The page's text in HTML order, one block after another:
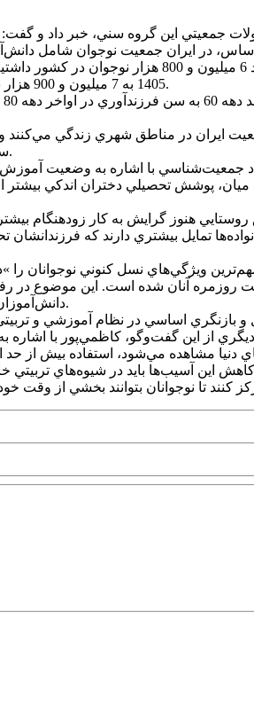
در ايران جمعيت نوجوان شامل
1405 به 7 ميليون و 900 هزار نفر مي‌رسد و اين به معني حدود يک ميليون نفر افزايش جمعيت نوجوان نسبت به يک دهه قبل است.
ايران در مناطق شهري زندگي
سه‌چهارم در شهرها ساکن‌اند. البته اين سهم در شهرهاي کوچک، متوسط و کلان‌شهرها متفاوت است.
هنوز گرايش به کار زودهنگام
آنان شده است. اين موضوع در
دانش‌آموزان امروز در بسياري از موضوعات اطلاعاتي بيشتر و دسترسي سريع‌تري نسبت به معلمان خود دارند.
از اين گفت‌وگو، کاظمي‌پور با اشاره
کاهش اين آسيب‌ها بايد در شيوه‌هاي